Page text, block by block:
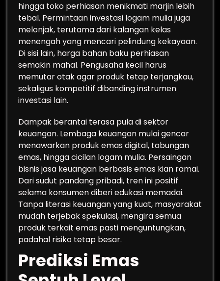
hingga toko perhiasan menikmati marjin lebih
tebal. Permintaan investasi logam mulia juga
melonjak, terutama dari kalangan kelas
menengah yang mencari pelindung kekayaan.
Di sisi lain, harga bahan baku perhiasan
semakin mahal. Pengusaha kecil harus
memutar otak agar produk tetap terjangkau,
sekaligus kompetitif dibanding instrumen
investasi lain.
Dampak berantai terasa pula di sektor
keuangan. Lembaga keuangan mulai gencar
menawarkan produk emas digital, tabungan
emas, hingga cicilan logam mulia. Persaingan
bisnis jasa keuangan berbasis emas kian ramai.
Dari sudut pandang pribadi, tren ini positif
selama konsumen diberi edukasi memadai.
Tanpa literasi keuangan yang kuat, masyarakat
mudah terjebak spekulasi, mengira semua
produk terkait emas pasti menguntungkan,
padahal risiko tetap besar.
Prediksi Emas